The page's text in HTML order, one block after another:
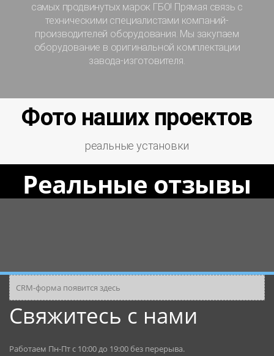
самых продвинутых марок ГБО! Прямая связь с
техническими специалистами компаний-
производителей оборудования. Мы закупаем
оборудование в оригинальной комплектации
завода-изготовителя.
Фото наших проектов
реальные установки
Реальные отзывы
CRM-форма появится здесь
Свяжитесь с нами
Работаем Пн-Пт с 10:00 до 19:00 без перерыва.